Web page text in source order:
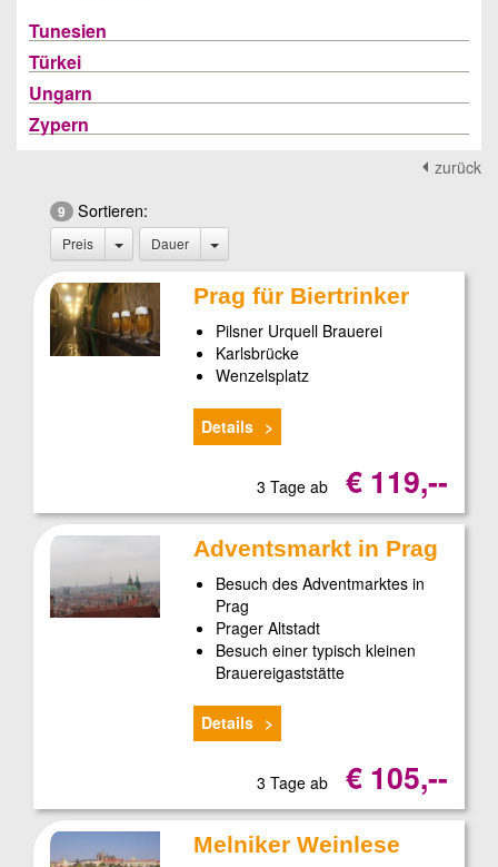
Tunesien
Türkei
Ungarn
Zypern
zurück
9 Sortieren:
Preis Dauer
Prag für Biertrinker
Pilsner Urquell Brauerei
Karlsbrücke
Wenzelsplatz
Details
3 Tage ab € 119,--
Adventsmarkt in Prag
Besuch des Adventmarktes in
Prag
Prager Altstadt
Besuch einer typisch kleinen
Brauereigaststätte
Details
3 Tage ab € 105,--
Melniker Weinlese